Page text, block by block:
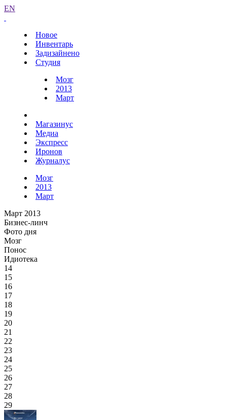
EN
Новое
Инвентарь
Задизайнено
Студия
Мозг
2013
Март
Магазинус
Медиа
Экспресс
Иронов
Журналус
Мозг
2013
Март
Март 2013
Бизнес-линч
Фото дня
Мозг
Понос
Идиотека
14
15
16
17
18
19
20
21
22
23
24
25
26
27
28
29